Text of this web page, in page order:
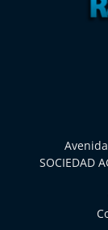
SOCIEDAD